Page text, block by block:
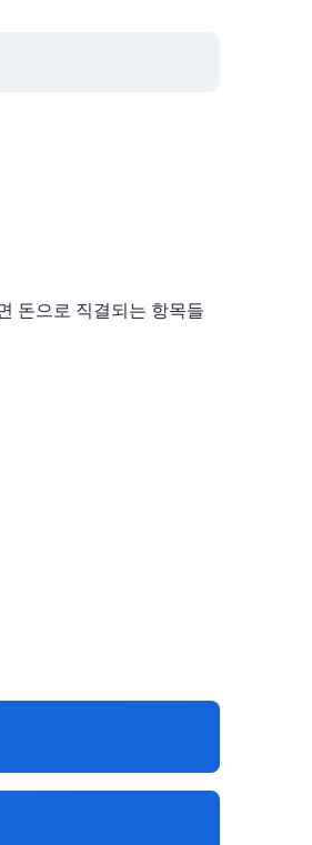
돈으로 직결되는 항목들